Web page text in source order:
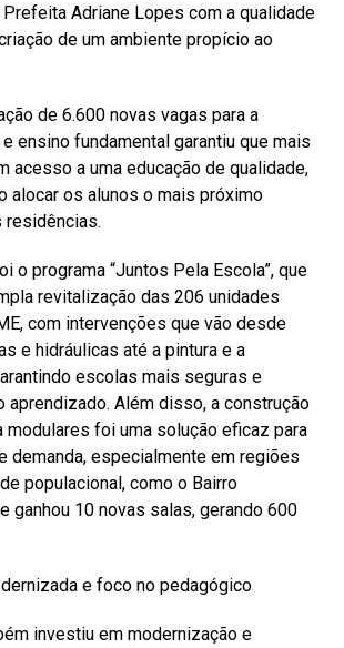
Adriane Lopes com a qualidade
de um ambiente propício ao
de 6.600 novas vagas para a
ensino fundamental garantiu que mais
acesso a uma educação de qualidade,
alocar os alunos o mais próximo
o programa “Juntos Pela Escola”, que
revitalização das 206 unidades
com intervenções que vão desde
e hidráulicas até a pintura e a
escolas mais seguras e
aprendizado. Além disso, a construção
modulares foi uma solução eficaz para
demanda, especialmente em regiões
populacional, como o Bairro
ganhou 10 novas salas, gerando 600
e foco no pedagógico
investiu em modernização e